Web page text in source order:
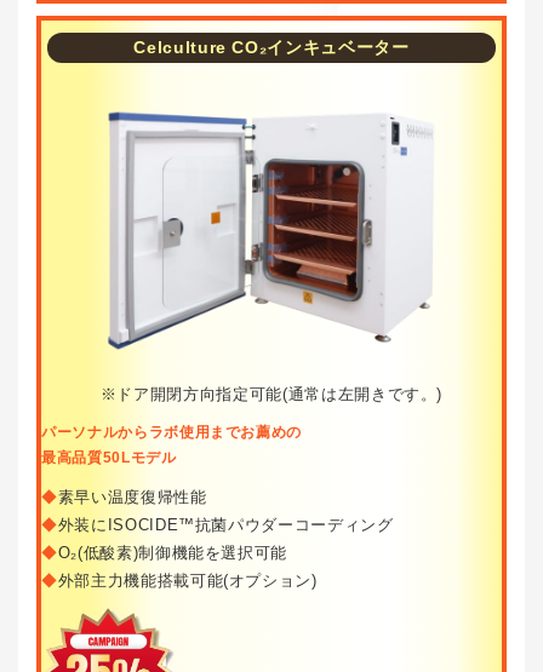
Celculture CO₂インキュベーター
※ドア開閉方向指定可能(通常は左開きです。)
パーソナルからラボ使用までお薦めの
最高品質50Lモデル
◆素早い温度復帰性能
◆外装にISOCIDE™抗菌パウダーコーディング
◆O₂(低酸素)制御機能を選択可能
◆外部主力機能搭載可能(オプション)